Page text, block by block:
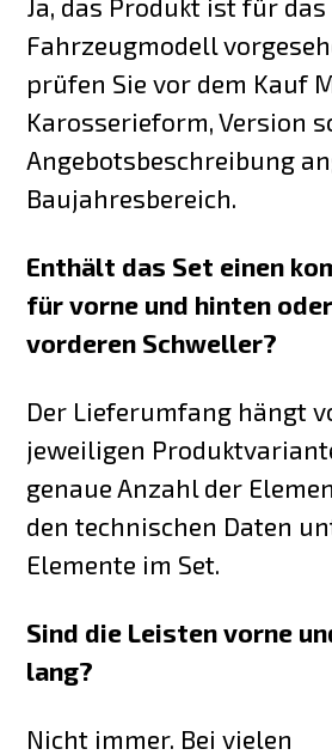
Ja, das Produkt ist für das
Fahrzeugmodell
prüfen Sie vor dem Kauf
Karosserieform, Version
Angebotsbeschreibung
Baujahresbereich.
Enthält das Set einen
für vorne und hinten
vorderen Schweller?
Der Lieferumfang hängt
jeweiligen
genaue Anzahl der
den technischen Daten
Elemente im Set.
Sind die Leisten vorne
lang?
Nicht immer. Bei vielen